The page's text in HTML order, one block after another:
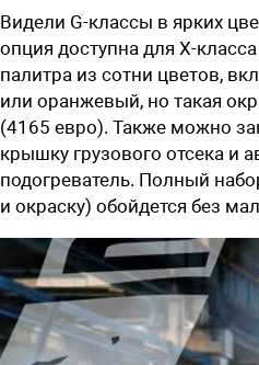
Видели G-классы в ярких
опция доступна для X-
палитра из сотни цветов,
или оранжевый, но такая
(4165 евро). Также можно
крышку грузового отсека и
подогреватель. Полный
и окраску) обойдется без